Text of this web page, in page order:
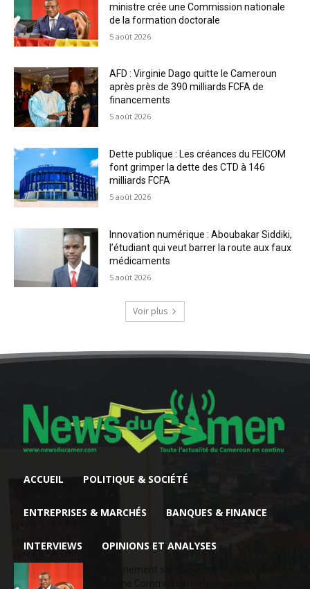
ministre crée une Commission nationale
de la formation doctorale
5 août 2026
AFD : Virginie Dago quitte le Cameroun
après près de 390 milliards FCFA de
financements
5 août 2026
Dette publique : Les créances du FEICOM
font grimper la dette des CTD à 146
milliards FCFA
5 août 2026
Innovation numérique : Aboubakar Siddiki,
l’étudiant qui veut barrer la route aux faux
médicaments
5 août 2026
Voir plus
ACCUEIL POLITIQUE & SOCIÉTÉ
ENTREPRISES & MARCHÉS BANQUES & FINANCE
INTERVIEWS OPINIONS ET ANALYSES